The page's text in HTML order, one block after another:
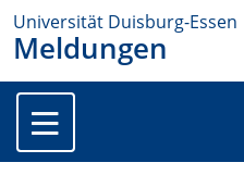
Universität Duisburg-Essen
Meldungen